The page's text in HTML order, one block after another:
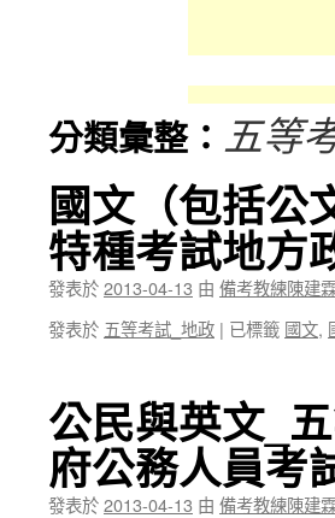
分類彙整： 五等
國文（包括公
特種考試地方
發表於2013-04-13 由 備考教練陳建
發表於 五等考試_地政 | 已標籤 國文,
公民與英文_
府公務人員考
發表於2013-04-13 由 備考教練陳建